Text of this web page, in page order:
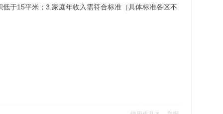
于15平米；3.家庭年收入需符合标准（具体标准各区不